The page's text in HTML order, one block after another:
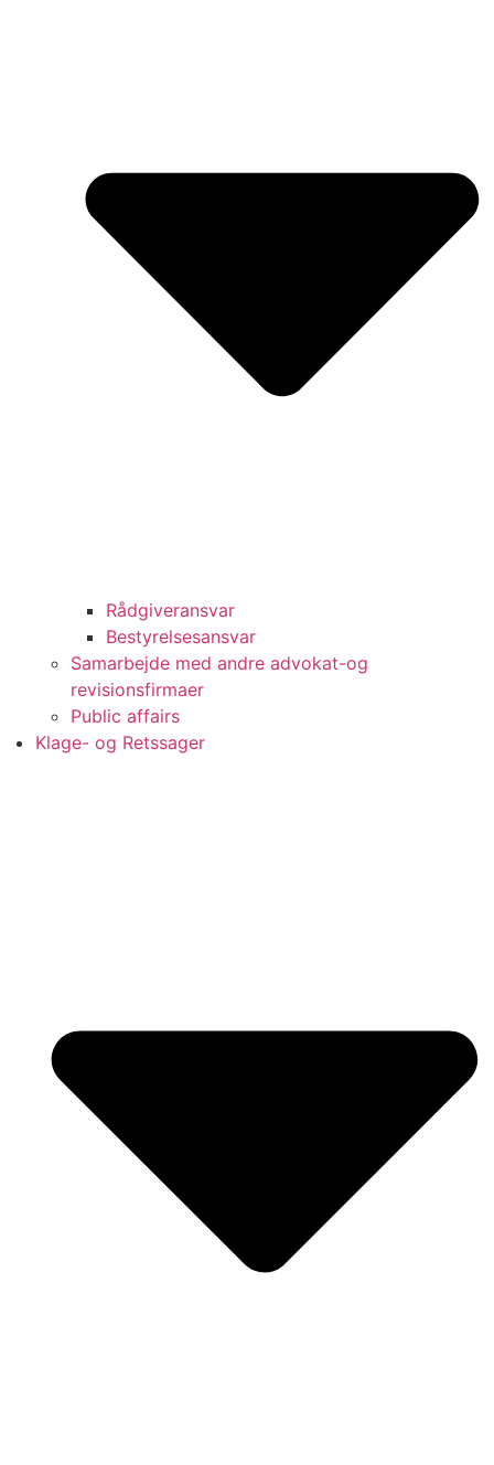
Rådgiveransvar
Bestyrelsesansvar
Samarbejde med andre advokat-og
revisionsfirmaer
Public affairs
Klage- og Retssager